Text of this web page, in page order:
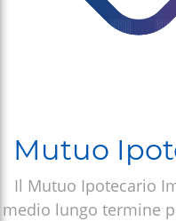
Mutuo
Il Mutuo Ipotecario
medio lungo termine